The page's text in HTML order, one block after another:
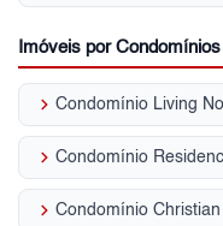
Imóveis por Condomínios
keyboard_arrow_right Condomínio Living
keyboard_arrow_right Condomínio
keyboard_arrow_right Condomínio